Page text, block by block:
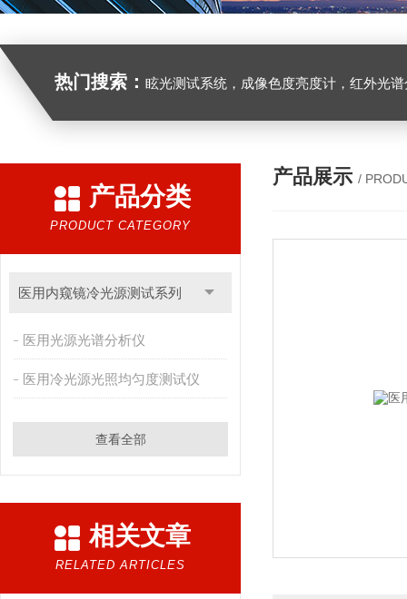
热门搜索： 眩光测试系统，成像色度亮度计，红外光谱分析仪，紫外光谱分析仪、医用光源光谱分析仪，光谱照度
产品分类
PRODUCT CATEGORY
医用内窥镜冷光源测试系列
医用光源光谱分析仪
医用冷光源光照均匀度测试仪
查看全部
相关文章
RELATED ARTICLES
产品展示 /